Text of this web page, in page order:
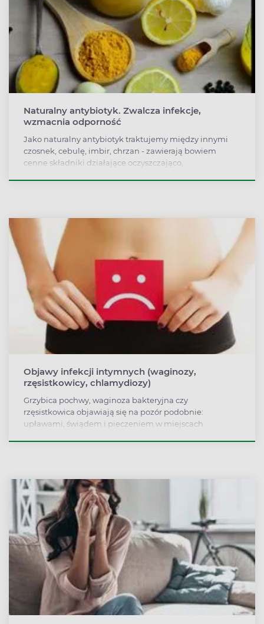
Naturalny antybiotyk. Zwalcza infekcje,
wzmacnia odporność
Jako naturalny antybiotyk traktujemy między innymi
czosnek, cebulę, imbir, chrzan - zawierają bowiem
cenne składniki działające oczyszczająco,
antybiotyki?
Objawy infekcji intymnych (waginozy,
rzęsistkowicy, chlamydiozy)
Grzybica pochwy, waginoza bakteryjna czy
rzęsistkowica objawiają się na pozór podobnie:
upławami, świądem i pieczeniem w miejscach